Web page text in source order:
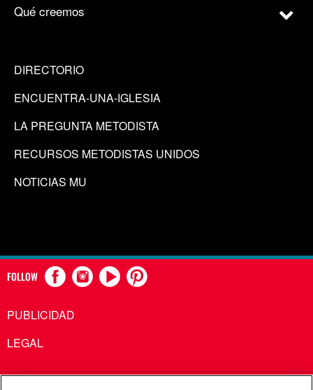
Qué creemos
DIRECTORIO
ENCUENTRA-UNA-IGLESIA
LA PREGUNTA METODISTA
RECURSOS METODISTAS UNIDOS
NOTICIAS MU
FOLLOW
PUBLICIDAD
LEGAL